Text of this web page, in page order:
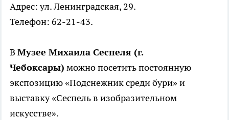
Адрес: ул. Ленинградская, 29.
Телефон: 62-21-43.
В Музее Михаила Сеспеля (г.
Чебоксары) можно посетить постоянную
экспозицию «Подснежник среди бури» и
выставку «Сеспель в изобразительном
искусстве».